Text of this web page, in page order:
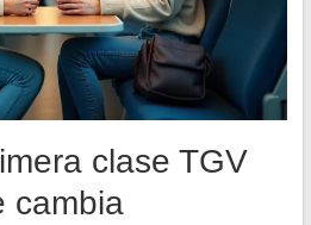
clase TGV
cambia